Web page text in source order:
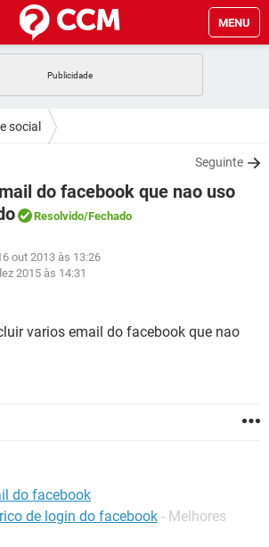
MENU
GMAIL
WHATSAPP
FACEBOOK
EXCEL
FACEBOOK
GMAIL
social
Seguinte
do facebook que nao uso
Resolvido/Fechado
out 2013 às 13:26
2015 às 14:31
varios email do facebook que nao
do facebook
de login do facebook - Melhores